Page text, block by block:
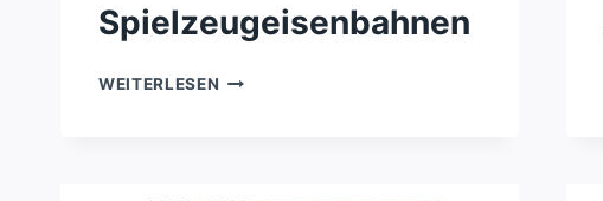
Spielzeugeisenbahnen
WEITERLESEN 3D-